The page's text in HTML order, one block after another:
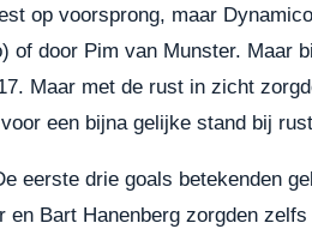
op voorsprong, maar
of door Pim van Munster. Maar
Maar met de rust in zicht
een bijna gelijke stand bij
eerste drie goals betekenden
Bart Hanenberg zorgden